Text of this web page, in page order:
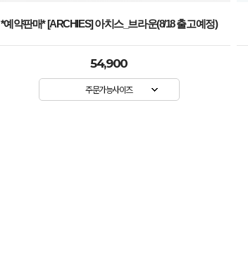
*예약판매* [ARCHIES] 아치스_브라운(8/18 출고예정)
54,900
주문가능사이즈